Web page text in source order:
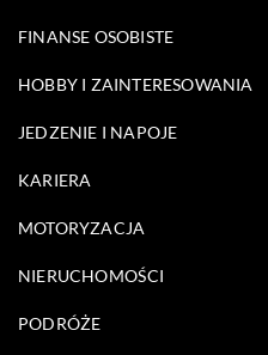
FINANSE OSOBISTE
HOBBY I ZAINTERESOWANIA
JEDZENIE I NAPOJE
KARIERA
MOTORYZACJA
NIERUCHOMOŚCI
PODRÓŻE